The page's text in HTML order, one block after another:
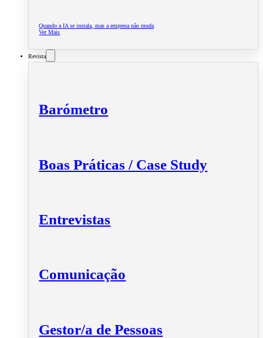
Quando a IA se instala, mas a empresa não muda
Ver Mais
Revista
Barómetro
Boas Práticas / Case Study
Entrevistas
Comunicação
Gestor/a de Pessoas